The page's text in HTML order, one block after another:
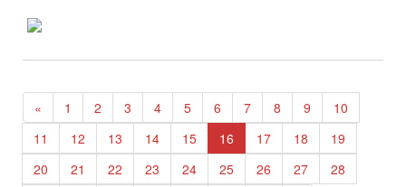
« 1 2 3 4 5 6 7 8 9
10
11
12 13 14 15 16 17 18
19
20
21 22 23 24 25 26 27 28